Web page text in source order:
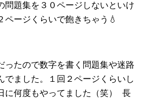
問題集を３０ページしないといけ
ページくらいで飽きちゃう💧
ったので数字を書く問題集や迷路
でました。１回２ページくらいし
に何度もやってました（笑） 長